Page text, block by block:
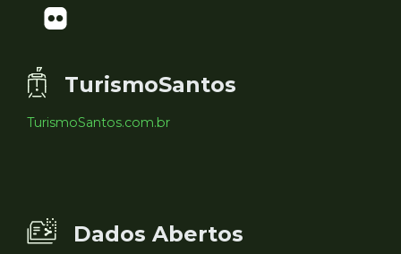
TurismoSantos
TurismoSantos.com.br
Dados Abertos